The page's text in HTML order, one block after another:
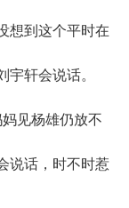
想到这个平时在
轩会说话。
见杨雄仍放不
说话，时不时惹